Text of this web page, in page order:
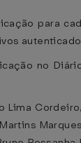
para
no